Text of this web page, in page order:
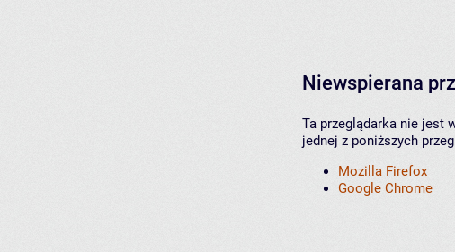
Niewspierana
Ta przeglądarka nie jest
jednej z poniższych
Mozilla Firefox
Google Chrome